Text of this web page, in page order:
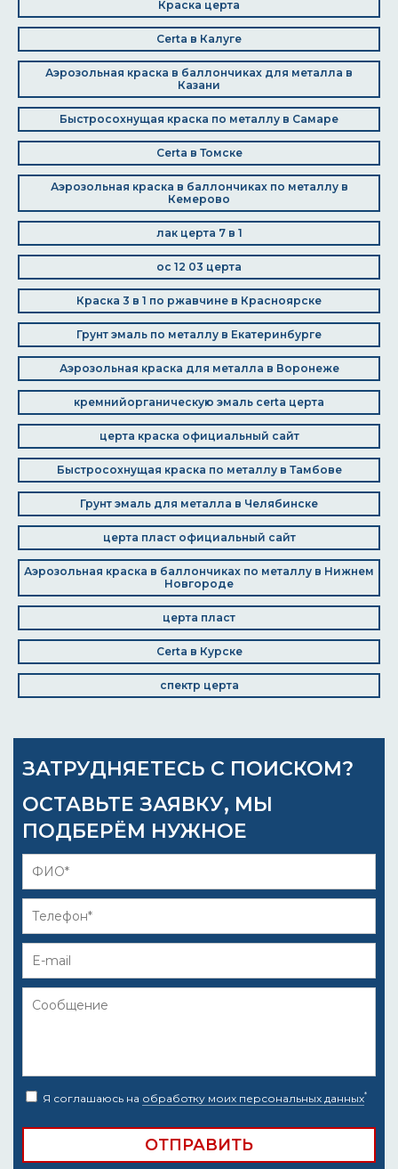
Краска церта
Certa в Калуге
Аэрозольная краска в баллончиках для металла в
Казани
Быстросохнущая краска по металлу в Самаре
Certa в Томске
Аэрозольная краска в баллончиках по металлу в
Кемерово
лак церта 7 в 1
ос 12 03 церта
Краска 3 в 1 по ржавчине в Красноярске
Грунт эмаль по металлу в Екатеринбурге
Аэрозольная краска для металла в Воронеже
кремнийорганическую эмаль certa церта
церта краска официальный сайт
Быстросохнущая краска по металлу в Тамбове
Грунт эмаль для металла в Челябинске
церта пласт официальный сайт
Аэрозольная краска в баллончиках по металлу в Нижнем
Новгороде
церта пласт
Certa в Курске
спектр церта
ЗАТРУДНЯЕТЕСЬ С ПОИСКОМ?
ОСТАВЬТЕ ЗАЯВКУ, МЫ
ПОДБЕРЁМ НУЖНОЕ
Я соглашаюсь на обработку моих персональных данных*